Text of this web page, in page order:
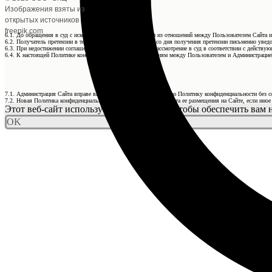
Изображения взяты из
открытых источников
freepik.com
6.1. До обращения в суд с иском по спорам, возникающим из отношений между Пользователем Сайта и
6.2. Получатель претензии в течение 30 календарных дней со дня получения претензии письменно
6.3. При недостижении соглашения спор будет передан на рассмотрение в суд в соответствии с
6.4. К настоящей Политике конфиденциальности и отношениям между Пользователем и
7.1. Администрация Сайта вправе вносить изменения в настоящую Политику конфиденциальности без
7.2. Новая Политика конфиденциальности вступает в силу с момента ее размещения на Сайте, если
Этот веб-сайт использует файлы cookie, чтобы обеспечить вам
OK